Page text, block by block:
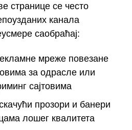
странице се често
канала
саобраћај:
мреже повезане
за одрасле или
сајтовима
прозори и банери
лошег квалитета